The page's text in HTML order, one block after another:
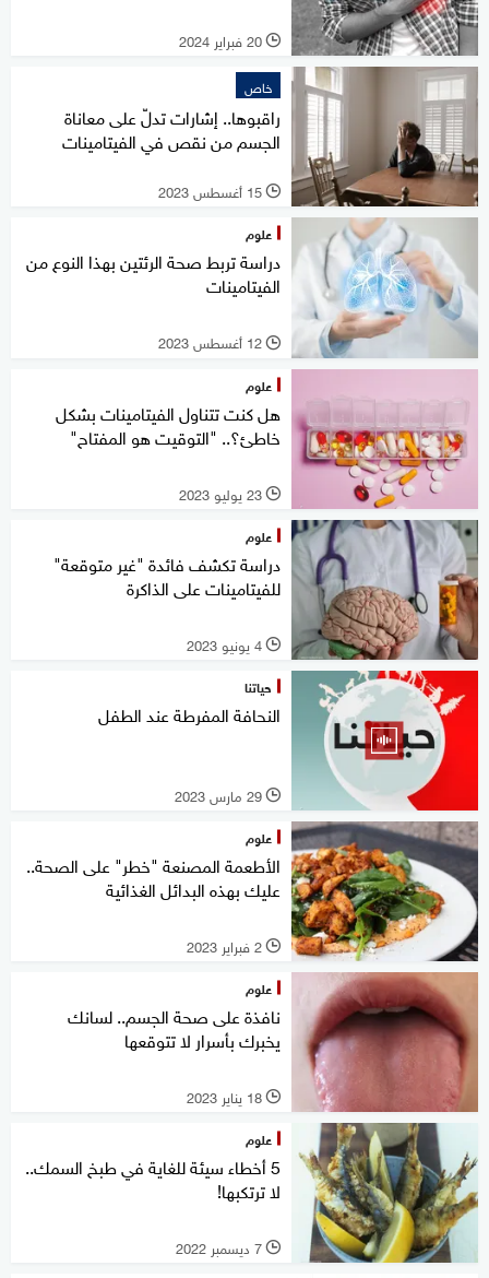
l 20 فبراير 2024
خاص
راقبوها.. إشارات تدلّ على معاناة
الجسم من نقص في الفيتامينات
l 15 أغسطس 2023
علوم
دراسة تربط صحة الرئتين بهذا النوع من
الفيتامينات
l 12 أغسطس 2023
علوم
هل كنت تتناول الفيتامينات بشكل
خاطئ؟.. "التوقيت هو المفتاح"
l 23 يوليو 2023
علوم
دراسة تكشف فائدة "غير متوقعة"
للفيتامينات على الذاكرة
l 4 يونيو 2023
حياتنا
النحافة المفرطة عند الطفل
l 29 مارس 2023
علوم
الأطعمة المصنعة "خطر" على الصحة..
عليك بهذه البدائل الغذائية
l 2 فبراير 2023
علوم
نافذة على صحة الجسم.. لسانك
يخبرك بأسرار لا تتوقعها
l 18 يناير 2023
علوم
5 أخطاء سيئة للغاية في طبخ السمك..
لا ترتكبها!
l 7 ديسمبر 2022